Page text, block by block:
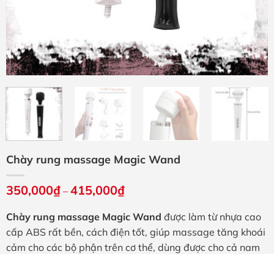
Chày rung massage Magic Wand
350,000₫ – 415,000₫Khoảng
giá:
350,000₫
đến
415,000₫
Chày rung massage Magic Wand được làm từ nhựa cao
cấp ABS rất bền, cách điện tốt, giúp massage tăng khoái
cảm cho các bộ phận trên cơ thể, dùng được cho cả nam